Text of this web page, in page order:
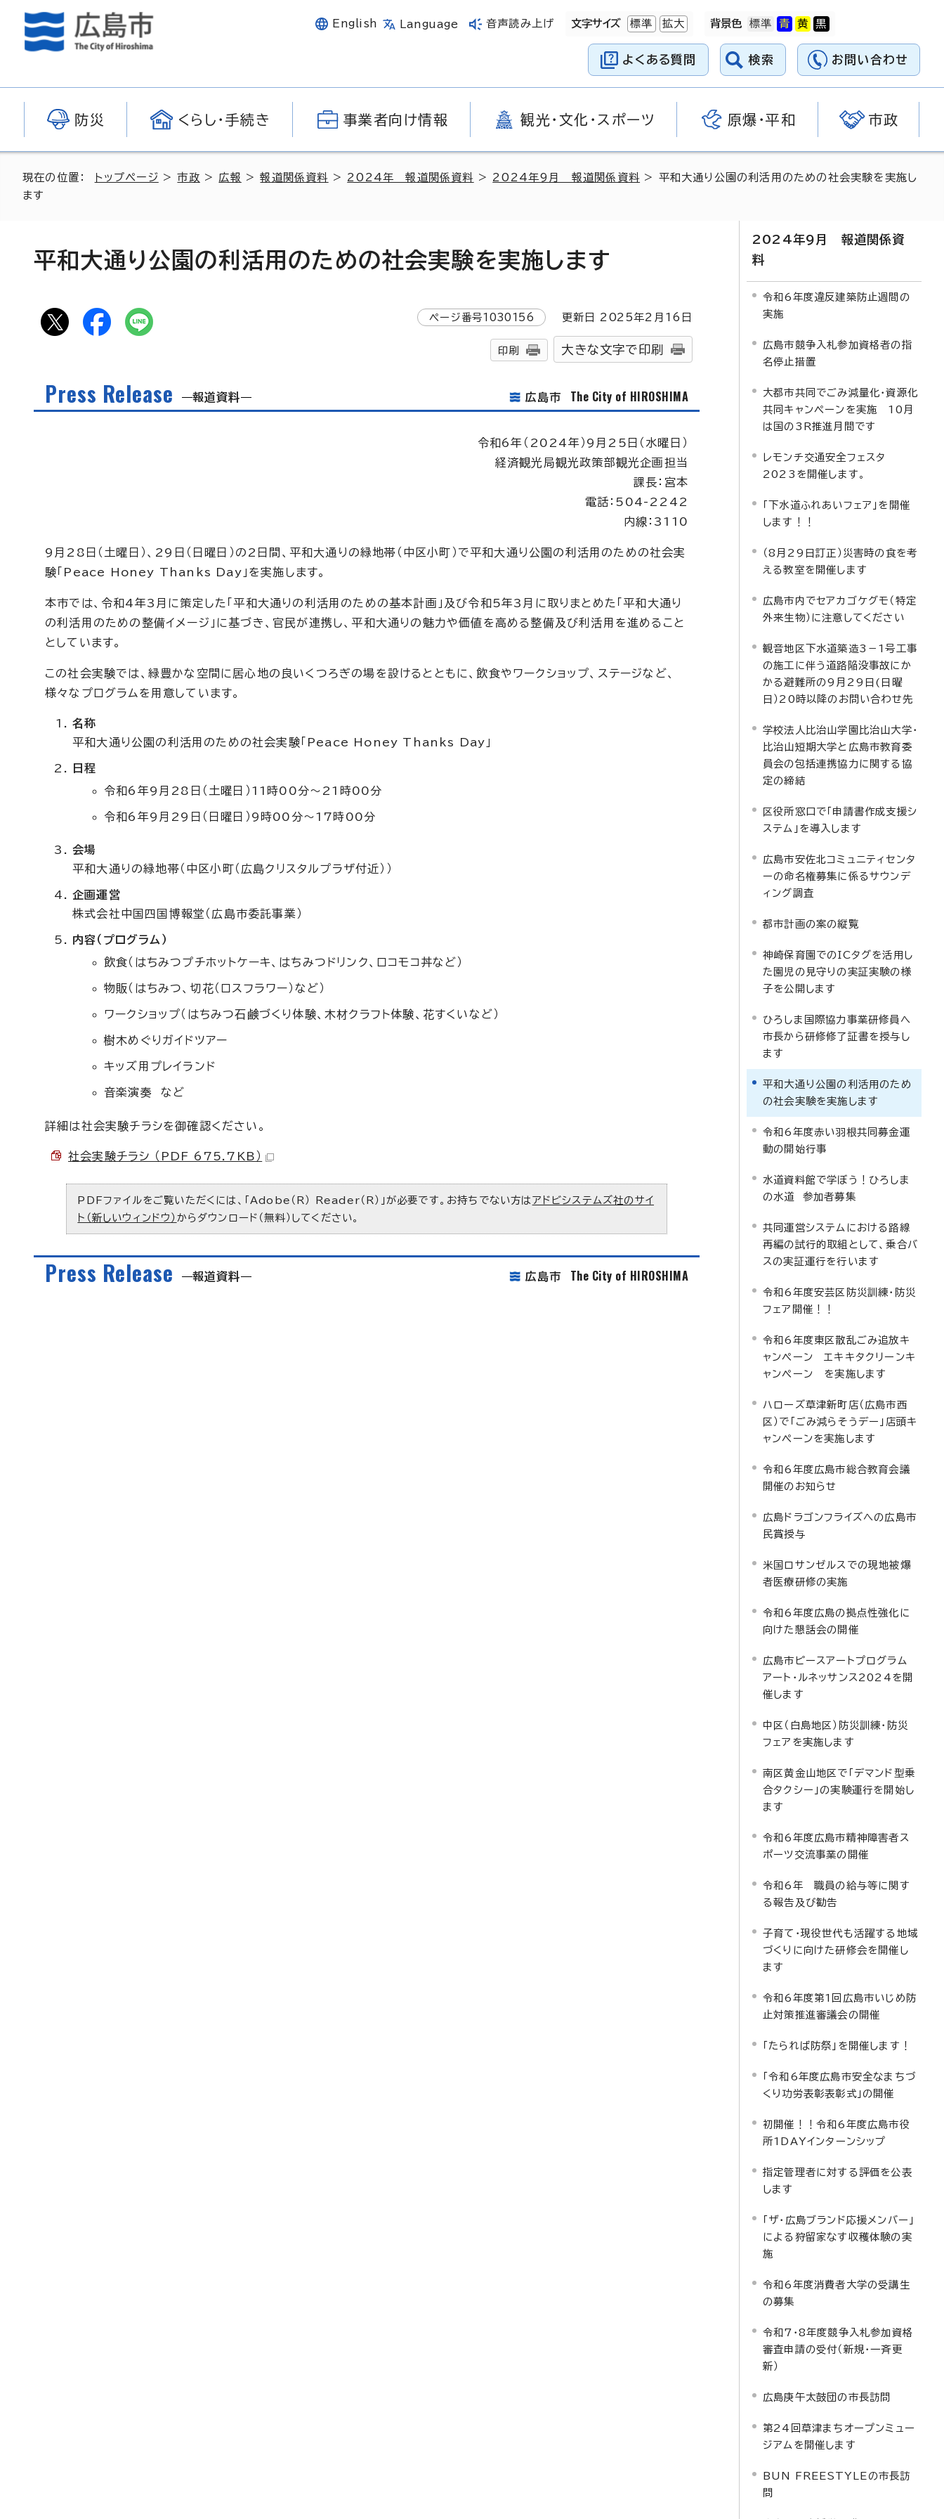
English Language 音声読み上げ 文字サイズ 標準 拡大 背景色
よくある質問 検索 お問い合わせ
防災 くらし・手続き 事業者向け情報 観光・文化・スポーツ 原爆・平和 市政
現在の位置： トップページ >市政 > 広報 >報道関係資料 > 2024年 報道関係資料 > 2024年9月 報道関係資料 > 平和大通り公園の利活用のための社会実験を実施し
ます
平和大通り公園の利活用のための社会実験を実施します
ページ番号1030156 更新日 2025年2月 16 日
印刷 大きな文字で印刷
Press Release 報道資料 広島市 The City of HIROSHIMA
令和6年（2024年）9月25日（水曜日）
経済観光局観光政策部観光企画担当
課長：宮本
電話：504-2242
内線：3110
9月28日（土曜日）、29日（日曜日）の2日間、平和大通りの緑地帯（中区小町）で平和大通り公園の利活用のための社会実
験「Peace Honey Thanks Day」を実施します。
本市では、令和4年3月に策定した「平和大通りの利活用のための基本計画」及び令和5年3月に取りまとめた「平和大通り
の利活用のための整備イメージ」に基づき、官民が連携し、平和大通りの魅力や価値を高める整備及び利活用を進めること
としています。
この社会実験では、緑豊かな空間に居心地の良いくつろぎの場を設けるとともに、飲食やワークショップ、ステージなど、
様々なプログラムを用意しています。
名称
平和大通り公園の利活用のための社会実験「Peace Honey Thanks Day」
日程
令和6年9月28日（土曜日）11時00分～21時00分
令和6年9月29日（日曜日）9時00分～17時00分
会場
平和大通りの緑地帯（中区小町（広島クリスタルプラザ付近））
企画運営
株式会社中国四国博報堂（広島市委託事業）
内容（プログラム）
飲食（はちみつプチホットケーキ、はちみつドリンク、ロコモコ丼など）
物販（はちみつ、切花（ロスフラワー）など）
ワークショップ（はちみつ石鹸づくり体験、木材クラフト体験、花すくいなど）
樹木めぐりガイドツアー
キッズ用プレイランド
音楽演奏 など
詳細は社会実験チラシを御確認ください。
社会実験チラシ （PDF 675.7KB）
PDFファイルをご覧いただくには、「Adobe（R） Reader（R）」が必要です。お持ちでない方は アドビシステムズ社のサイ
ト（新しいウィンドウ） からダウンロード（無料）してください。
Press Release 報道資料 広島市 The City of HIROSHIMA
2024年9月 報道関係資
料
令和6年度違反建築防止週間の
実施
広島市競争入札参加資格者の指
名停止措置
大都市共同でごみ減量化・資源化
共同キャンペーンを実施 10月
は国の3R推進月間です
レモンチ交通安全フェスタ
2023を開催します。
「下水道ふれあいフェア」を開催
します！！
（8月29日訂正）災害時の食を考
える教室を開催します
広島市内でセアカゴケグモ（特定
外来生物）に注意してください
観音地区下水道築造3－1号工事
の施工に伴う道路陥没事故にか
かる避難所の9月29日(日曜
日）20時以降のお問い合わせ先
学校法人比治山学園比治山大学・
比治山短期大学と広島市教育委
員会の包括連携協力に関する協
定の締結
区役所窓口で「申請書作成支援シ
ステム」を導入します
広島市安佐北コミュニティセンタ
ーの命名権募集に係るサウンデ
ィング調査
都市計画の案の縦覧
神崎保育園でのICタグを活用し
た園児の見守りの実証実験の様
子を公開します
ひろしま国際協力事業研修員へ
市長から研修修了証書を授与し
ます
平和大通り公園の利活用のため
の社会実験を実施します
令和6年度赤い羽根共同募金運
動の開始行事
水道資料館で学ぼう！ひろしま
の水道 参加者募集
共同運営システムにおける路線
再編の試行的取組として、乗合バ
スの実証運行を行います
令和6年度安芸区防災訓練・防災
フェア開催！！
令和6年度東区散乱ごみ追放キ
ャンペーン エキキタクリーンキ
ャンペーン を実施します
ハローズ草津新町店（広島市西
区）で「ごみ減らそうデー」店頭キ
ャンペーンを実施します
令和6年度広島市総合教育会議
開催のお知らせ
広島ドラゴンフライズへの広島市
民賞授与
米国ロサンゼルスでの現地被爆
者医療研修の実施
令和6年度広島の拠点性強化に
向けた懇話会の開催
広島市ピースアートプログラム
アート・ルネッサンス2024を開
催します
中区（白島地区）防災訓練・防災
フェアを実施します
南区黄金山地区で「デマンド型乗
合タクシー」の実験運行を開始し
ます
令和6年度広島市精神障害者ス
ポーツ交流事業の開催
令和6年 職員の給与等に関す
る報告及び勧告
子育て・現役世代も活躍する地域
づくりに向けた研修会を開催し
ます
令和6年度第1回広島市いじめ防
止対策推進審議会の開催
「たられば防祭」を開催します！
「令和6年度広島市安全なまちづ
くり功労表彰表彰式」の開催
初開催！！令和6年度広島市役
所1DAYインターンシップ
指定管理者に対する評価を公表
します
「ザ・広島ブランド応援メンバー」
による狩留家なす収穫体験の実
施
令和6年度消費者大学の受講生
の募集
令和7・8年度競争入札参加資格
審査申請の受付（新規・一斉更
新）
広島庚午太鼓団の市長訪問
第24回草津まちオープンミュー
ジアムを開催します
BUN FREESTYLEの市長訪
問